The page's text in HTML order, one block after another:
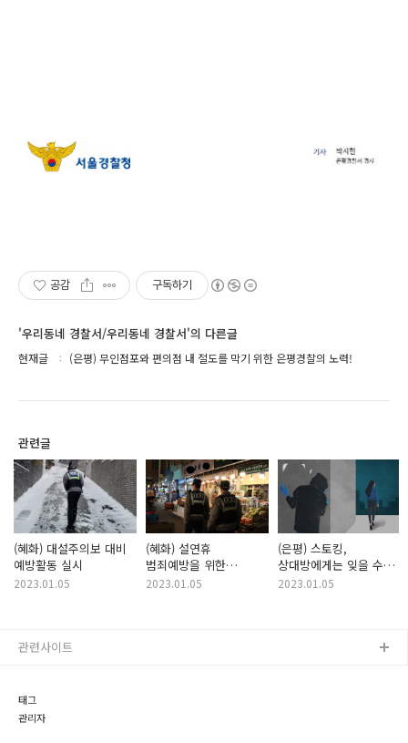
공감 구독하기
'우리동네 경찰서/우리동네 경찰서'의 다른글
현재글 (은평) 무인점포와 편의점 내 절도를 막기 위한 은평경찰의 노력!
관련글
(혜화) 대설주의보 대비
예방활동 실시
2023.01.05
(혜화) 설연휴
범죄예방을 위한
전통시장 순찰활동
2023.01.05
(은평) 스토킹,
상대방에게는 잊을 수
없는 큰 상처입니다!
2023.01.05
태그
관리자
관련사이트